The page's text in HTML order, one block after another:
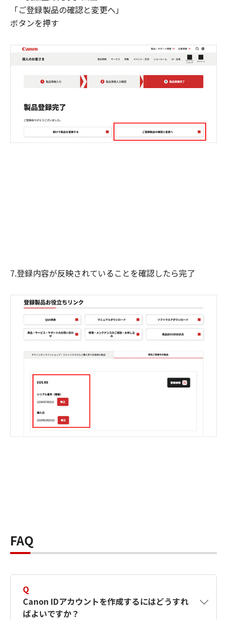
「ご登録製品の確認と変更へ」
ボタンを押す
7.登録内容が反映されていることを確認したら完了
FAQ
Q
Canon IDアカウントを作成するにはどうすれ
ばよいですか？